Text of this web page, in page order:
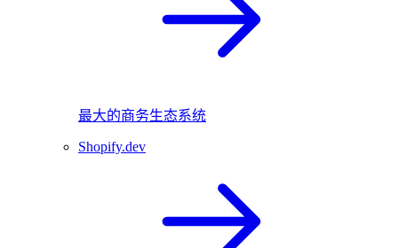
最大的商务生态系统
Shopify.dev